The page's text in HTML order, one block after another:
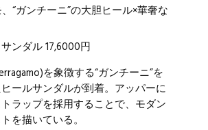
ンダル 17,6000円
を象徴する“ガンチーニ”を
ールサンダルが到着。アッパーに
ラップを採用することで、モダン
を描いている。